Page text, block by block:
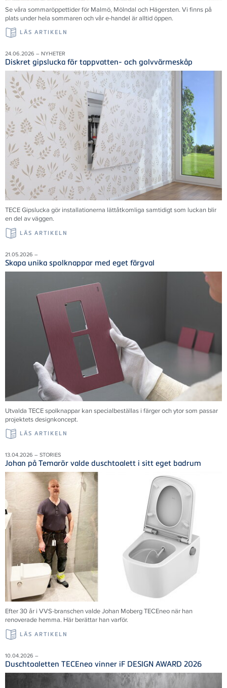
Se våra sommaröppettider för Malmö, Mölndal och Hägersten. Vi finns på
plats under hela sommaren och vår e-handel är alltid öppen.
LÄS ARTIKELN
24.06.2026 – NYHETER
Diskret gipslucka för tappvatten- och golvvärmeskåp
TECE Gipslucka gör installationerna lättåtkomliga samtidigt som luckan blir
en del av väggen.
LÄS ARTIKELN
21.05.2026 –
Skapa unika spolknappar med eget färgval
Utvalda TECE spolknappar kan specialbeställas i färger och ytor som passar
projektets designkoncept.
LÄS ARTIKELN
13.04.2026 – STORIES
Johan på Temarör valde duschtoalett i sitt eget badrum
Efter 30 år i VVS-branschen valde Johan Moberg TECEneo när han
renoverade hemma. Här berättar han varför.
LÄS ARTIKELN
10.04.2026 –
Duschtoaletten TECEneo vinner iF DESIGN AWARD 2026